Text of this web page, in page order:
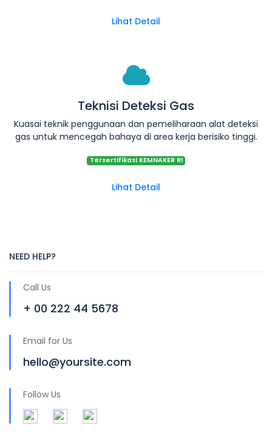
Lihat Detail
Teknisi Deteksi Gas
Kuasai teknik penggunaan dan pemeliharaan alat deteksi
gas untuk mencegah bahaya di area kerja berisiko tinggi.
Tersertifikasi KEMNAKER RI
Lihat Detail
NEED HELP?
Call Us
+ 00 222 44 5678
Email for Us
hello@yoursite.com
Follow Us